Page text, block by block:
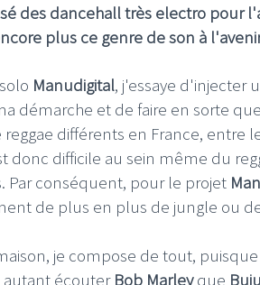
des dancehall très electro pour
plus ce genre de son à
Manudigital, j'essaye d'injecter
démarche et de faire en sorte
différents en France, entre
donc difficile au sein même du
Par conséquent, pour le projet
de plus en plus de jungle ou
je compose de tout,
autant écouter Bob Marleyque